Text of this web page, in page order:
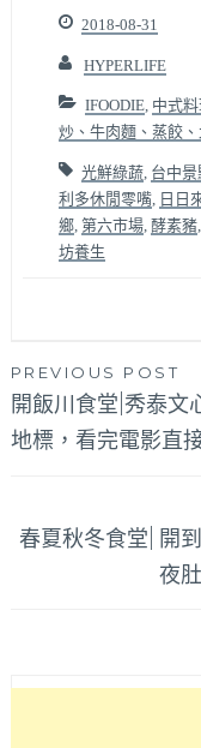
2018-08-31
HYPERLIFE
IFOODIE, 中式
炒、牛肉麵、蒸餃
光鮮綠蔬, 台中景
利多休閒零嘴, 日日
鄉, 第六市場, 酵素豬,
坊養生
文
章
導
PREVIOUS POST
開飯川食堂|秀泰文
地標，看完電影直
春夏秋冬食堂| 開
夜